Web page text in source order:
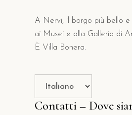
A Nervi, il borgo più bello
ai Musei e alla Galleria di
È Villa Bonera.
Contatti – Dove